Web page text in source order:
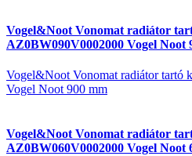
Vogel&Noot Vonomat radiátor
AZ0BW090V0002000 Vogel Noot
Vogel&Noot Vonomat radiátor
Vogel Noot 900 mm
Vogel&Noot Vonomat radiátor
AZ0BW060V0002000 Vogel Noot